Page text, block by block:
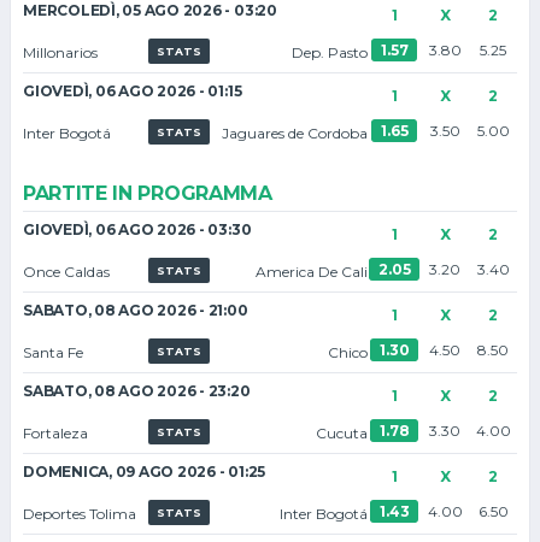
MERCOLEDÌ, 05 AGO 2026 - 03:20 1 X 2
Millonarios STATS Dep. Pasto 1.57 3.80 5.25
GIOVEDÌ, 06 AGO 2026 - 01:15 1 X 2
Inter Bogotá STATS Jaguares de Cordoba 1.65 3.50 5.00
PARTITE IN PROGRAMMA
GIOVEDÌ, 06 AGO 2026 - 03:30 1 X 2
Once Caldas STATS America De Cali 2.05 3.20 3.40
SABATO, 08 AGO 2026 - 21:00 1 X 2
Santa Fe STATS Chico 1.30 4.50 8.50
SABATO, 08 AGO 2026 - 23:20 1 X 2
Fortaleza STATS Cucuta 1.78 3.30 4.00
DOMENICA, 09 AGO 2026 - 01:25 1 X 2
Deportes Tolima STATS Inter Bogotá 1.43 4.00 6.50